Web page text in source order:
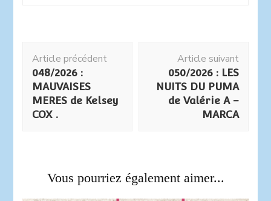
d'article
Article précédent
048/2026 :
MAUVAISES
MERES de Kelsey
COX .
Article suivant
050/2026 : LES
NUITS DU PUMA
de Valérie A –
MARCA
Vous pourriez également aimer...